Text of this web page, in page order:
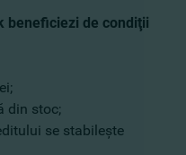
beneficiezi de condiţii
din stoc;
se stabileşte